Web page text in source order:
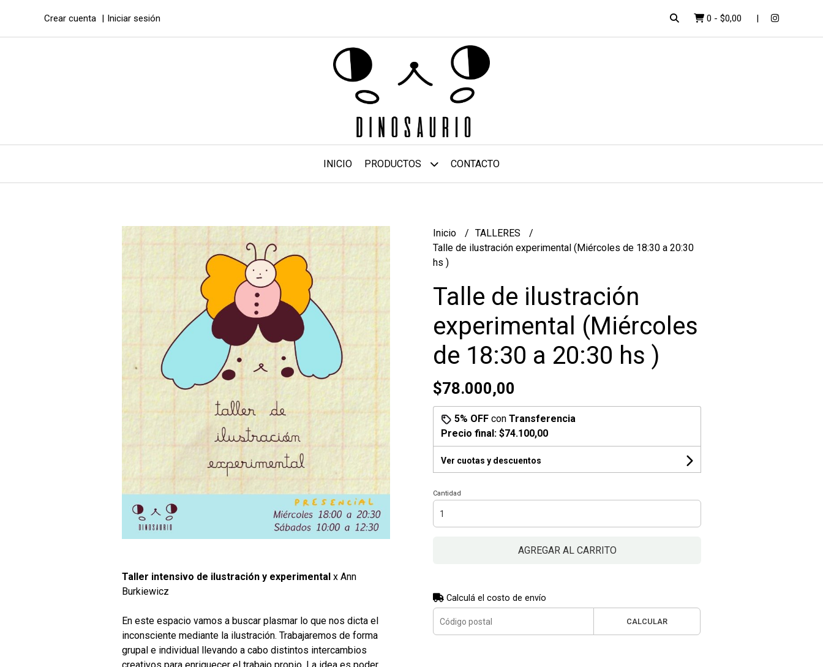
Crear cuenta Iniciar sesión 0 - $0,00
INICIO PRODUCTOS CONTACTO
Taller intensivo de ilustración y experimental x Ann
Burkiewicz
En este espacio vamos a buscar plasmar lo que nos dicta el
inconsciente mediante la ilustración. Trabajaremos de forma
grupal e individual llevando a cabo distintos intercambios
Inicio
TALLERES
Talle de ilustración experimental (Miércoles de 18:30 a 20:30
hs )
Talle de ilustración
experimental (Miércoles
de 18:30 a 20:30 hs )
$78.000,00
5% OFF con Transferencia
Precio final: $74.100,00
Ver cuotas y descuentos
Cantidad
AGREGAR AL CARRITO
Calculá el costo de envío
CALCULAR